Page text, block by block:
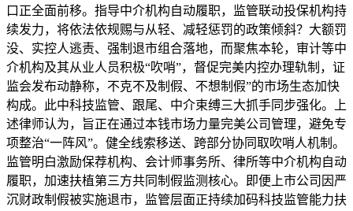
口正全面前移。指导中介机构自动履职，监管联动投保机构持
续发力，将依法依规赐与从轻、减轻惩罚的政策倾斜？大额罚
没、实控人逃责、强制退市组合落地，而聚焦本轮，审计等中
介机构及其从业人员积极“吹哨”，督促完美内控办理轨制，证
监会发布动静称，不克不及制假、不想制假”的市场生态加快
构成。此中科技监管、跟尾、中介束缚三大抓手同步强化。上
述律师认为，旨正在通过本钱市场力量完美公司管理，避免专
项整治“一阵风”。健全线索移送、跨部分协同取吹哨人机制。
监管明白激励保荐机构、会计师事务所、律所等中介机构自动
履职，加速扶植第三方共同制假监测核心。即便上市公司因严
沉财政制假被实施退市，监管层面正持续加码科技监管能力扶